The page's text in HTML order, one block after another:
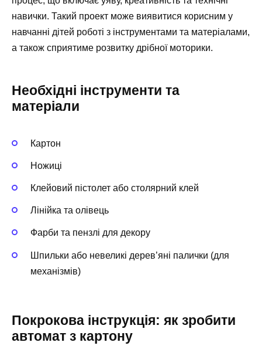
навички. Такий проект може виявитися корисним у
навчанні дітей роботі з інструментами та матеріалами,
а також сприятиме розвитку дрібної моторики.
Необхідні інструменти та
матеріали
Картон
Ножиці
Клейовий пістолет або столярний клей
Лінійка та олівець
Фарби та пензлі для декору
Шпильки або невеликі дерев’яні палички (для
механізмів)
Покрокова інструкція: як зробити
автомат з картону